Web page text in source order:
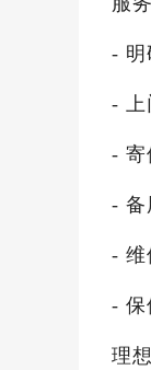
- 明
- 上
- 寄
- 备
- 维
- 保
理